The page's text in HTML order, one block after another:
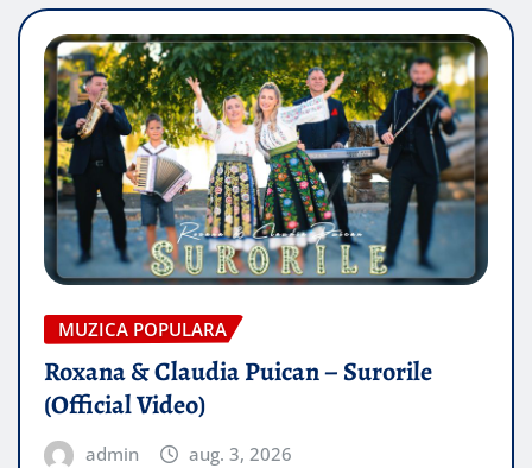
MUZICA POPULARA
Roxana & Claudia Puican – Surorile
(Official Video)
admin aug. 3, 2026